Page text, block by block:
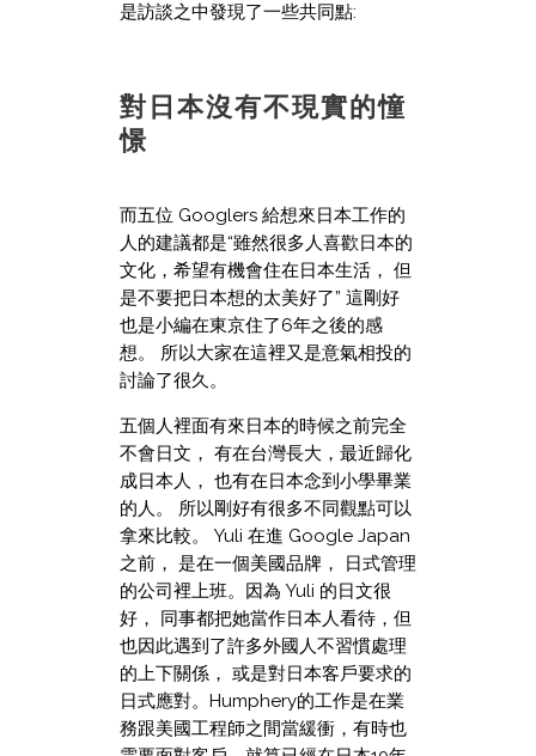
是訪談之中發現了一些共同點:
對日本沒有不現實的憧
憬
而五位 Googlers 給想來日本工作的
人的建議都是“雖然很多人喜歡日本的
文化，希望有機會住在日本生活， 但
是不要把日本想的太美好了” 這剛好
也是小編在東京住了6年之後的感
想。 所以大家在這裡又是意氣相投的
討論了很久。
五個人裡面有來日本的時候之前完全
不會日文， 有在台灣長大，最近歸化
成日本人， 也有在日本念到小學畢業
的人。 所以剛好有很多不同觀點可以
拿來比較。 Yuli 在進 Google Japan
之前， 是在一個美國品牌， 日式管理
的公司裡上班。因為 Yuli 的日文很
好， 同事都把她當作日本人看待，但
也因此遇到了許多外國人不習慣處理
的上下關係， 或是對日本客戶要求的
日式應對。Humphery的工作是在業
務跟美國工程師之間當緩衝，有時也